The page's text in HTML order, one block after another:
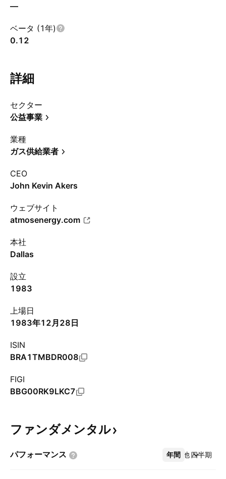
—
ベータ (1年)
0.12
詳細
セクター
公益事業
業種
ガス供給業者
CEO
John Kevin Akers
ウェブサイト
atmosenergy.com
本社
Dallas
設立
1983
上場日
1983年12月28日
ISIN
BRA1TMBDR008
FIGI
BBG00RK9LKC7
ファンダメンタル
パフォーマンス 年間 四半期
その他